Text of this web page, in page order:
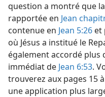
question a montré que
rapportée en Jean
contenue en Jean 5:26 et
où Jésus a institué le
également accordé plus
immédiat de Jean 6:53.
trouverez aux pages 15
une application plus